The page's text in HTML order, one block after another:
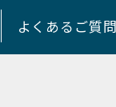
よくあるご質問